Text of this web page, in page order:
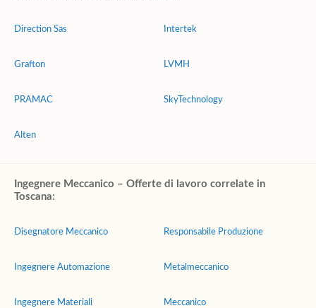
Direction Sas
Grafton
PRAMAC
Alten
Intertek
LVMH
SkyTechnology
Ingegnere Meccanico – Offerte di lavoro correlate in
Toscana:
Disegnatore Meccanico
Ingegnere Automazione
Ingegnere Materiali
Responsabile Produzione
Metalmeccanico
Meccanico